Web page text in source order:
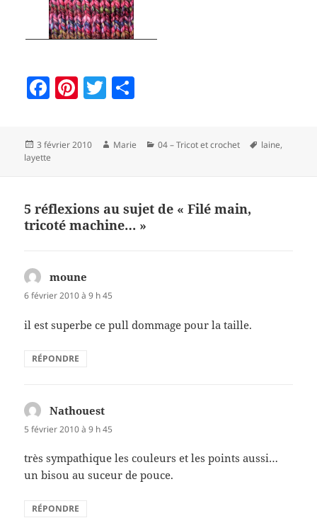
F
c
e
o
o
Pi
es
T
itt
er a
er
Publié
le
3 février 2010 Auteur
Marie Catégories
04 – Tricot et crochet
Mots-
laine,
layette
5 réflexions au sujet de « Filé main,
tricoté machine… »
moune
6 février 2010 à 9 h 45
il est superbe ce pull dommage pour la taille.
RÉPONDRE
Nathouest
5 février 2010 à 9 h 45
très sympathique les couleurs et les points aussi…
un bisou au suceur de pouce.
RÉPONDRE